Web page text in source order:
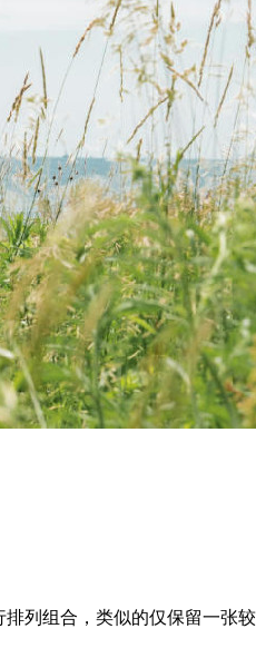
列组合，类似的仅保留一张